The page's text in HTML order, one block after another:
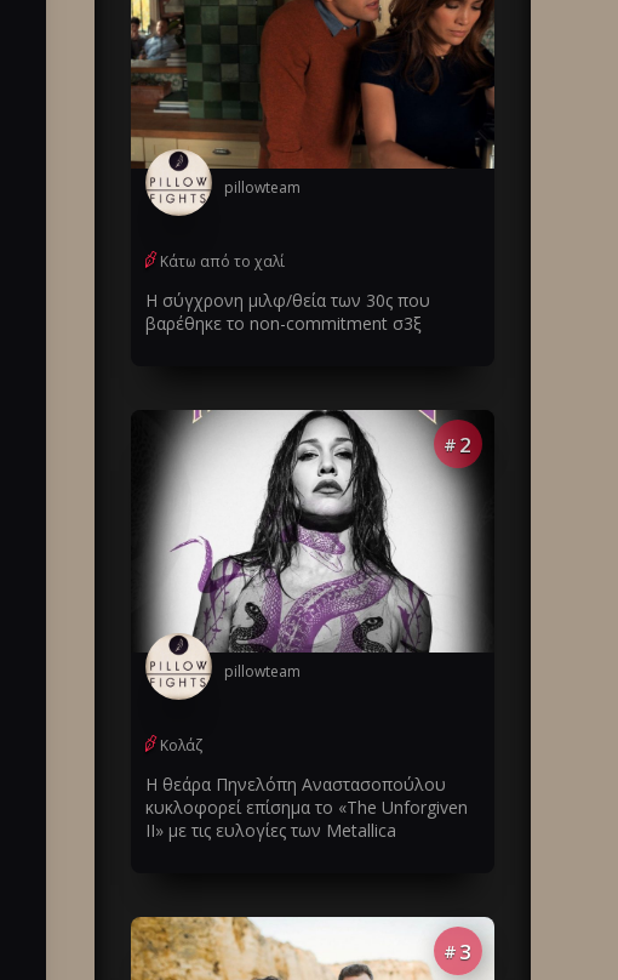
pillowteam
Κάτω από το χαλί
Η σύγχρονη μιλφ/θεία των 30ς που
βαρέθηκε το non-commitment σ3ξ
# 2
pillowteam
Κολάζ
Η θεάρα Πηνελόπη Αναστασοπούλου
κυκλοφορεί επίσημα το «The Unforgiven
II» με τις ευλογίες των Metallica
# 3